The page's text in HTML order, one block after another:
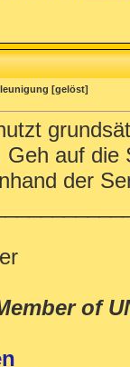
[gelöst]
Geh auf die
der
of